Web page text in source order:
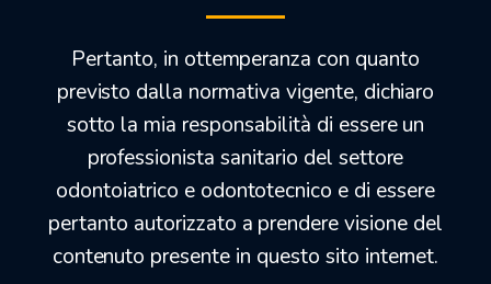
-31%
Pertanto, in ottemperanza con quanto
previsto dalla normativa vigente, dichiaro
sotto la mia responsabilità di essere un
professionista sanitario del settore
odontoiatrico e odontotecnico e di essere
pertanto autorizzato a prendere visione del
contenuto presente in questo sito internet.